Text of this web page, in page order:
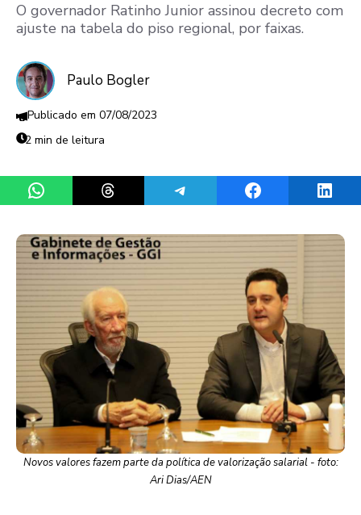
O governador Ratinho Junior assinou decreto com
ajuste na tabela do piso regional, por faixas.
Paulo Bogler
07/08/2023
2 min de leitura
Share on WhatsAppShare on ThreadsShare on TelegramShare on Facebook
Novos valores fazem parte da política de valorização salarial - foto:
Ari Dias/AEN